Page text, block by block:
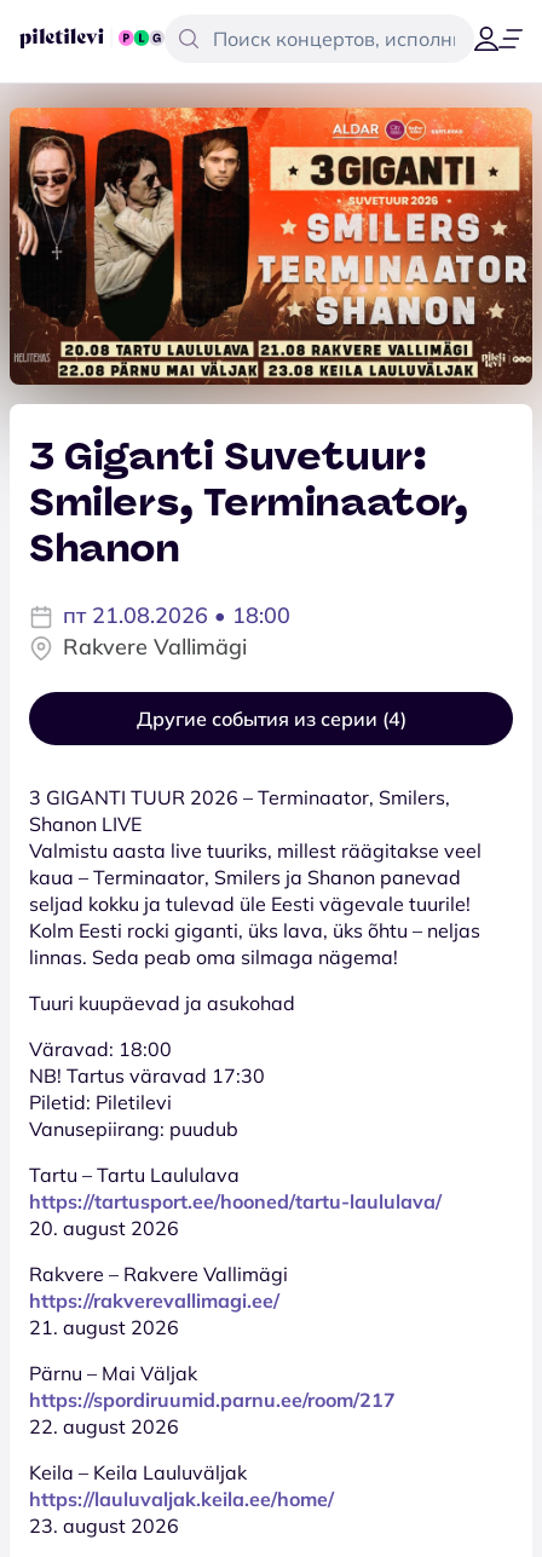
3 Giganti Suvetuur:
Smilers, Terminaator,
Shanon
пт 21.08.2026 • 18:00
Rakvere Vallimägi
Другие события из серии (4)
3 GIGANTI TUUR 2026 – Terminaator, Smilers,
Shanon LIVE
Valmistu aasta live tuuriks, millest räägitakse veel
kaua – Terminaator, Smilers ja Shanon panevad
seljad kokku ja tulevad üle Eesti vägevale tuurile!
Kolm Eesti rocki giganti, üks lava, üks õhtu – neljas
linnas. Seda peab oma silmaga nägema!
Tuuri kuupäevad ja asukohad
Väravad: 18:00
NB! Tartus väravad 17:30
Piletid: Piletilevi
Vanusepiirang: puudub
Tartu – Tartu Laululava
https://tartusport.ee/hooned/tartu-laululava/
20. august 2026
Rakvere – Rakvere Vallimägi
https://rakverevallimagi.ee/
21. august 2026
Pärnu – Mai Väljak
https://spordiruumid.parnu.ee/room/217
22. august 2026
Keila – Keila Lauluväljak
https://lauluvaljak.keila.ee/home/
23. august 2026